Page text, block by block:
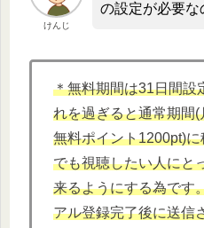
けんじ
の設定が必要な
＊無料期間は31日間設
れを過ぎると通常期間
無料ポイント1200pt)
でも視聴したい人にと
来るようにする為です
アル登録完了後に送信